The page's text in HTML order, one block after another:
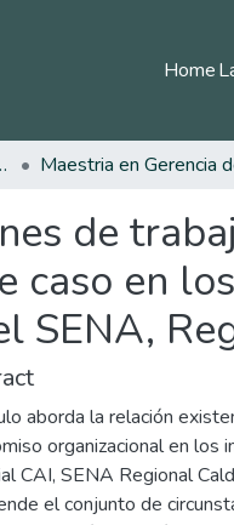
Home
y Humanas
de
caso en
SENA,
aborda la relación
organizacional en los
CAI, SENA Regional
el conjunto de